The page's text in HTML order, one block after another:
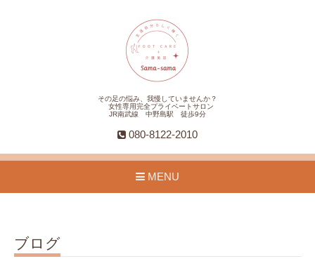
その足の悩み、我慢していませんか？
女性専用完全プライベートサロン
JR南武線 中野島駅 徒歩9分
080-8122-2010
MENU
ブログ